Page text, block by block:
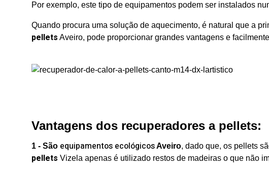
Por exemplo, este tipo de equipamentos podem ser instalados
Quando procura uma solução de aquecimento, é natural que a
pellets Aveiro, pode proporcionar grandes vantagens e
Vantagens dos recuperadores a pellets:
1 - São equipamentos ecológicosAveiro, dado que, os pellets
pellets Vizela apenas é utilizado restos de madeiras o que não